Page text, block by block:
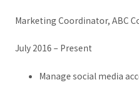
Marketing Coordinator, ABC
July 2016 – Present
Manage social media